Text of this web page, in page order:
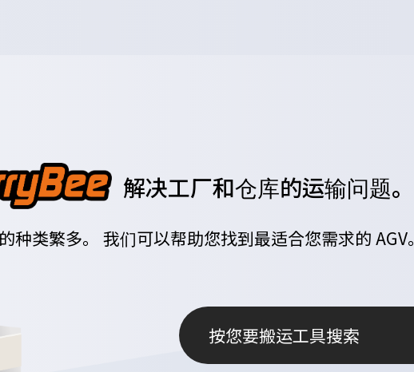
解决工厂和仓库的运输问题。
种类繁多。我们可以帮助您找到最适合您需求的 AGV。
按您要搬运工具搜索